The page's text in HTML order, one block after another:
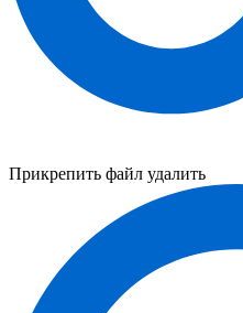
Прикрепить файл удалить